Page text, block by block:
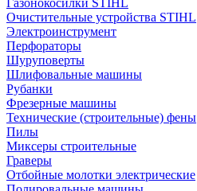
Газонокосилки STIHL
Очистительные устройства STIHL
Электроинструмент
Перфораторы
Шуруповерты
Шлифовальные машины
Рубанки
Фрезерные машины
Технические (строительные) фены
Пилы
Миксеры строительные
Граверы
Отбойные молотки электрические